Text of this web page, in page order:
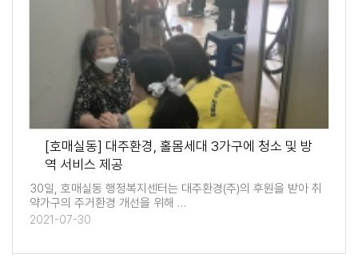
[호매실동] 대주환경, 홀몸세대 3가구에 청소 및 방
역 서비스 제공
30일, 호매실동 행정복지센터는 대주환경(주)의 후원을 받아 취
약가구의 주거환경 개선을 위해 …
2021-07-30